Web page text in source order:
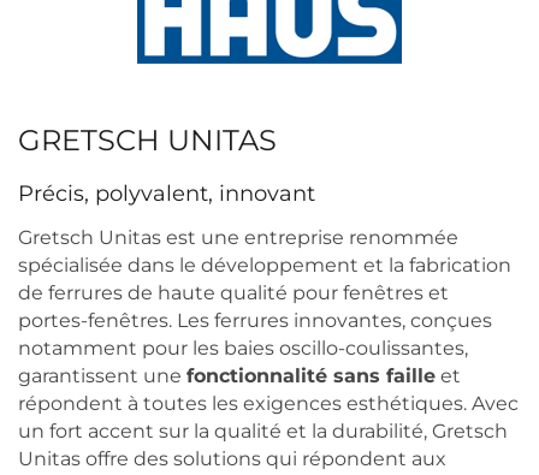
GRETSCH UNITAS
Précis, polyvalent, innovant
Gretsch Unitas est une entreprise renommée
spécialisée dans le développement et la fabrication
de ferrures de haute qualité pour fenêtres et
portes-fenêtres. Les ferrures innovantes, conçues
notamment pour les baies oscillo-coulissantes,
garantissent une fonctionnalité sans faille et
répondent à toutes les exigences esthétiques. Avec
un fort accent sur la qualité et la durabilité, Gretsch
Unitas offre des solutions qui répondent aux